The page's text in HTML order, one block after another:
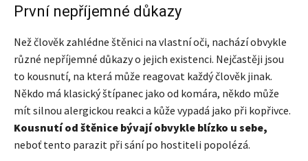
První nepříjemné důkazy
Než člověk zahlédne štěnici na vlastní oči, nachází obvykle
různé nepříjemné důkazy o jejich existenci. Nejčastěji jsou
to kousnutí, na která může reagovat každý člověk jinak.
Někdo má klasický štípanec jako od komára, někdo může
mít silnou alergickou reakci a kůže vypadá jako při kopřivce.
Kousnutí od štěnice bývají obvykle blízko u sebe,
neboť tento parazit při sání po hostiteli popolézá.